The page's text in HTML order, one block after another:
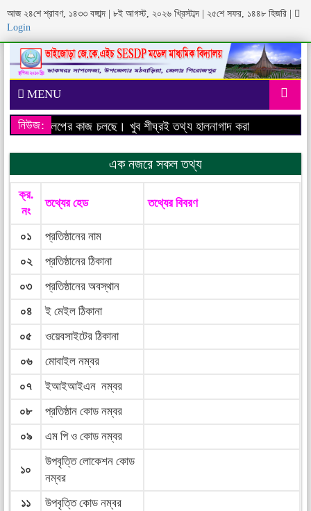
আজ ২৪শে শ্রাবণ, ১৪৩৩ বঙ্গাব্দ | ৮ই আগস্ট, ২০২৬ খ্রিস্টাব্দ | ২৫শে সফর, ১৪৪৮ হিজরি
Login
MENU
নিউজ:
ডেভেলপের কাজ চলছে। খুব শীঘ্রই তথ্য হালনাগাদ করা হবে।
এক নজরে সকল তথ্য
ক্র.
নং
তথ্যের হেড তথ্যের বিবরণ
০১
প্রতিষ্ঠানের নাম
০২
প্রতিষ্ঠানের ঠিকানা
০৩
প্রতিষ্ঠানের অবস্থান
০৪
ই মেইল ঠিকানা
০৫
ওয়েবসাইটের ঠিকানা
০৬
মোবাইল নম্বর
০৭
ইআইআইএন নম্বর
০৮
প্রতিষ্ঠান কোড নম্বর
০৯
এম পি ও কোড নম্বর
১০
উপবৃত্তি লোকেশন কোড
নম্বর
১১
উপবৃত্তি কোড নম্বর